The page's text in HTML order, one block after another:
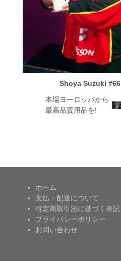
Shoya Suzuki #66
本場ヨーロッパから
最高品質用品を!
ホーム
支払・配送について
特定商取引法に基づく表記
プライバシーポリシー
お問い合わせ